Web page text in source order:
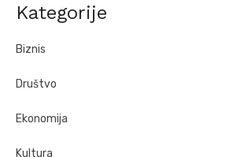
Kategorije
Biznis
Društvo
Ekonomija
Kultura